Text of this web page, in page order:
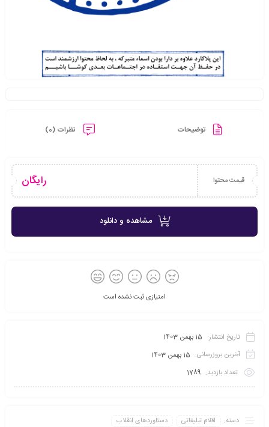
توضیحات نظرات (0)
قیمت محتوا رایگان
مشاهده و دانلود
امتیازی ثبت نشده است
تاریخ انتشار: 15 بهمن 1403
آخرین بروزرسانی: 15 بهمن 1403
تعداد بازدید: 1789
دسته: اقلام تبلیغاتی دستاوردهای انقلاب